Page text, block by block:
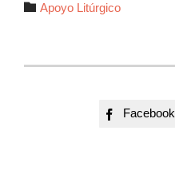
 Autor
Apoyo Litúrgico
 Facebook